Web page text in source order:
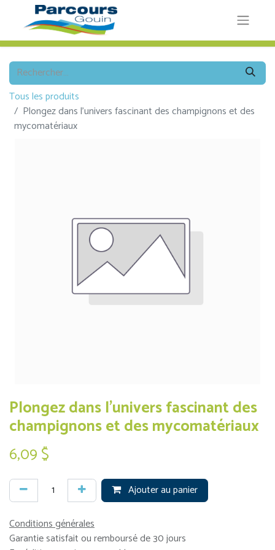
Tous les produits
Plongez dans l’univers fascinant des champignons et des
mycomatériaux
Plongez dans l’univers fascinant des
champignons et des mycomatériaux
6,09$
Ajouter au panier
Conditions générales
Garantie satisfait ou remboursé de 30 jours